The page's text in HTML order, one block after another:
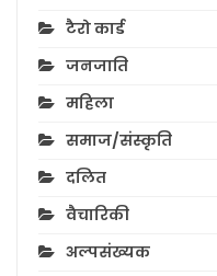
टैरो कार्ड
जनजाति
महिला
समाज/संस्कृति
दलित
वैचारिकी
अल्पसंख्यक